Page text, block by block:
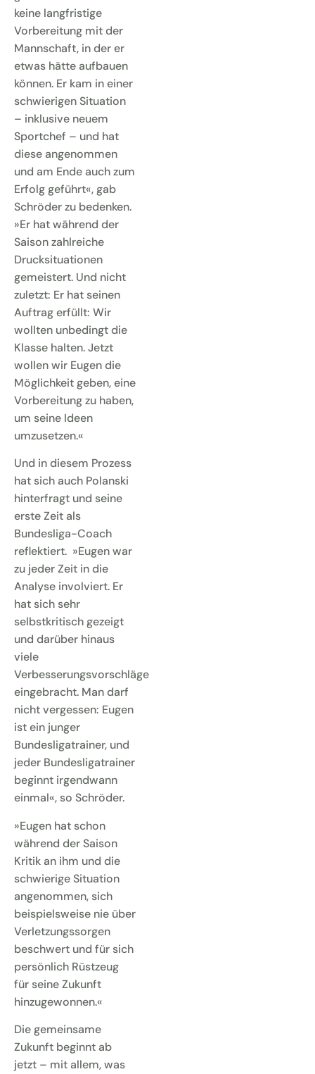
keine langfristige
Vorbereitung mit der
Mannschaft, in der er
etwas hätte aufbauen
können. Er kam in einer
schwierigen Situation
– inklusive neuem
Sportchef – und hat
diese angenommen
und am Ende auch zum
Erfolg geführt«, gab
Schröder zu bedenken.
»Er hat während der
Saison zahlreiche
Drucksituationen
gemeistert. Und nicht
zuletzt: Er hat seinen
Auftrag erfüllt: Wir
wollten unbedingt die
Klasse halten. Jetzt
wollen wir Eugen die
Möglichkeit geben, eine
Vorbereitung zu haben,
um seine Ideen
umzusetzen.«
Und in diesem Prozess
hat sich auch Polanski
hinterfragt und seine
erste Zeit als
Bundesliga-Coach
reflektiert. »Eugen war
zu jeder Zeit in die
Analyse involviert. Er
hat sich sehr
selbstkritisch gezeigt
und darüber hinaus
viele
Verbesserungsvorschläge
eingebracht. Man darf
nicht vergessen: Eugen
ist ein junger
Bundesligatrainer, und
jeder Bundesligatrainer
beginnt irgendwann
einmal«, so Schröder.
»Eugen hat schon
während der Saison
Kritik an ihm und die
schwierige Situation
angenommen, sich
beispielsweise nie über
Verletzungssorgen
beschwert und für sich
persönlich Rüstzeug
für seine Zukunft
hinzugewonnen.«
Die gemeinsame
Zukunft beginnt ab
jetzt – mit allem, was